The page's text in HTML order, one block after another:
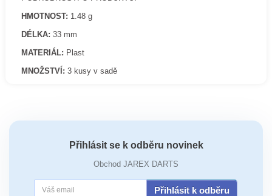
HMOTNOST:1.48 g
DÉLKA: 33 mm
MATERIÁL: Plast
MNOŽSTVÍ: 3 kusy v sadě
Přihlásit se k odběru novinek
Obchod JAREX DARTS
Přihlásit k odběru